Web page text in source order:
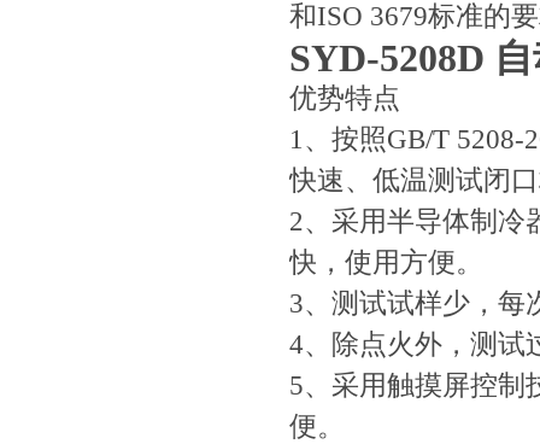
和ISO 3679标准的
SYD-5208D
优势特点
1、按照GB/T
快速、低温测试闭
2、采用半导体制冷
快，使用方便。
3、测试试样少，每
4、除点火外，测试
5、采用触摸屏控制
便。